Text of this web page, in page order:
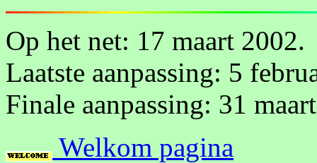
Op het net: 17 maart 2002.
Laatste aanpassing: 5
Finale aanpassing: 31
Welkom pagina